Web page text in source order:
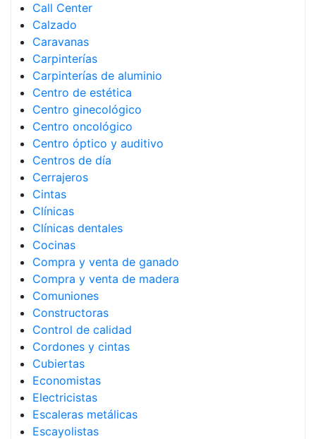
Call Center
Calzado
Caravanas
Carpinterías
Carpinterías de aluminio
Centro de estética
Centro ginecológico
Centro oncológico
Centro óptico y auditivo
Centros de día
Cerrajeros
Cintas
Clínicas
Clínicas dentales
Cocinas
Compra y venta de ganado
Compra y venta de madera
Comuniones
Constructoras
Control de calidad
Cordones y cintas
Cubiertas
Economistas
Electricistas
Escaleras metálicas
Escayolistas